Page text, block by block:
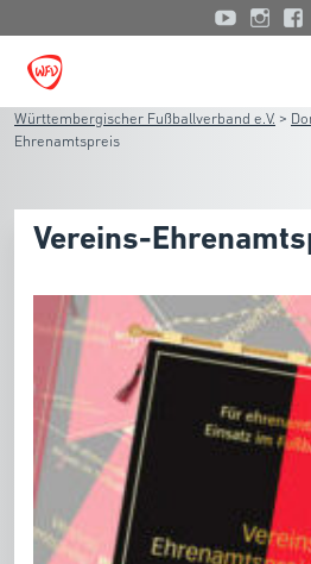
Württembergischer Fußballverband e.V. >
Ehrenamtspreis
Vereins-